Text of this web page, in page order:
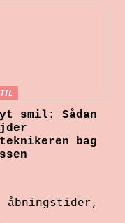
smil: Sådan
bag
åbningstider,